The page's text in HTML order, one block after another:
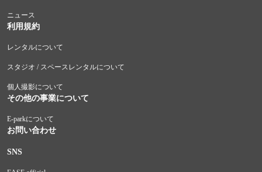
ニュース
利用規約
レンタルについて
スタジオ / スペースレンタルについて
個人撮影について
その他の事業について
E-parkについて
お問い合わせ
SNS